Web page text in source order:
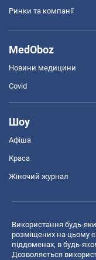
Ринки та компанії
MedOboz
Новини медицини
Covid
Шоу
Афіша
Краса
Жіночий журнал
Використання будь-
розміщених на цьому
піддоменах, в будь-
Дозволяється